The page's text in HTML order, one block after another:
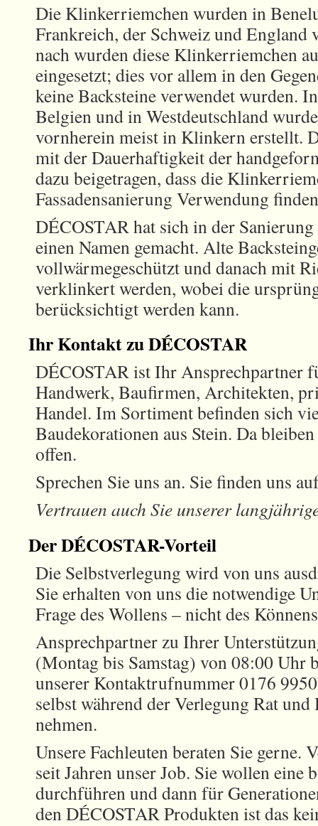
Die Klinkerriemchen wurden in
Frankreich, der Schweiz und England
nach wurden diese Klinkerriemchen
eingesetzt; dies vor allem in den
keine Backsteine verwendet wurden.
Belgien und in Westdeutschland
vornherein meist in Klinkern erstellt.
mit der Dauerhaftigkeit der
dazu beigetragen, dass die
Fassadensanierung Verwendung
DÉCOSTAR hat sich in der
einen Namen gemacht. Alte
vollwärmegeschützt und danach mit
verklinkert werden, wobei die
berücksichtigt werden kann.
Ihr Kontakt zu DÉCOSTAR
DÉCOSTAR ist Ihr Ansprechpartner
Handwerk, Baufirmen, Architekten,
Handel. Im Sortiment befinden sich
Baudekorationen aus Stein. Da
offen.
Sprechen Sie uns an. Sie finden uns
Vertrauen auch Sie unserer
Der DÉCOSTAR-Vorteil
Die Selbstverlegung wird von uns
Sie erhalten von uns die notwendige
Frage des Wollens – nicht des
Ansprechpartner zu Ihrer
(Montag bis Samstag) von 08:00 Uhr
unserer Kontaktrufnummer 0176
selbst während der Verlegung Rat
nehmen.
Unsere Fachleuten beraten Sie gerne.
seit Jahren unser Job. Sie wollen eine
durchführen und dann für
den DÉCOSTAR Produkten ist das